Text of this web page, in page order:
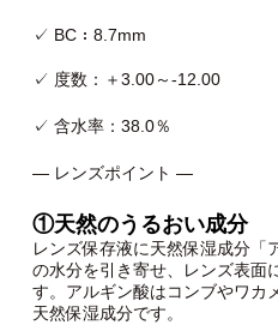
✓ BC：8.7mm
✓ 度数：＋3.00～-12.00
✓ 含水率：38.0％
— レンズポイント —
①天然のうるおい成分
レンズ保存液に天然保湿成分「
の水分を引き寄せ、レンズ表面
す。アルギン酸はコンブやワカ
天然保湿成分です。